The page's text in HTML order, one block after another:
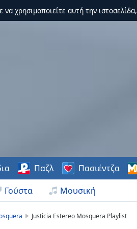
να χρησιμοποιείτε αυτή την
Γούστα Μουσική
Παζλ Πασιέντζα
Justicia Estereo Mosquera Playlist